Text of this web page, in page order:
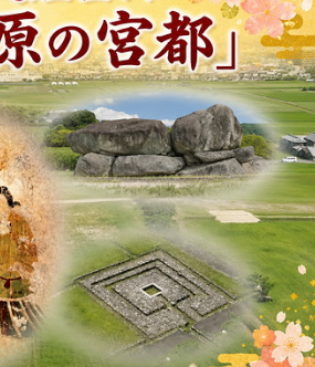
県広報誌「県民だ
2026年8月号
奈良県